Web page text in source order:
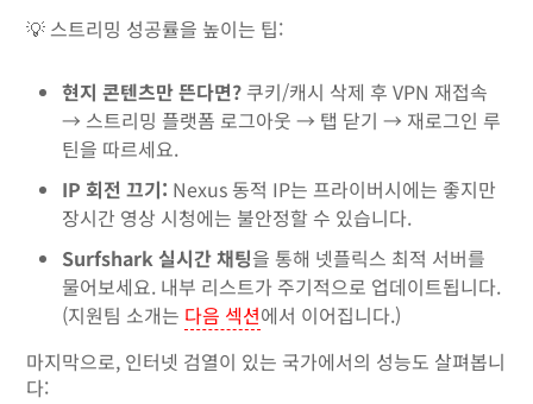
💡 스트리밍 성공률을 높이는 팁:
현지 콘텐츠만 뜬다면? 쿠키/캐시 삭제 후 VPN 재접속
→ 스트리밍 플랫폼 로그아웃 → 탭 닫기 → 재로그인 루
틴을 따르세요.
IP 회전 끄기: Nexus 동적 IP는 프라이버시에는 좋지만
장시간 영상 시청에는 불안정할 수 있습니다.
Surfshark 실시간 채팅을 통해 넷플릭스 최적 서버를
물어보세요. 내부 리스트가 주기적으로 업데이트됩니다.
(지원팀 소개는 다음 섹션에서 이어집니다.)
마지막으로, 인터넷 검열이 있는 국가에서의 성능도 살펴봅니
다: